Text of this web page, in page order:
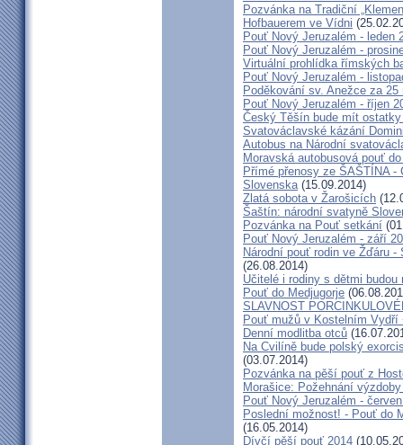
Pozvánka na Tradiční
Hofbauerem ve Vídni
Pouť Nový Jeruzalém - leden
Pouť Nový Jeruzalém -
Virtuální prohlídka římských
Pouť Nový Jeruzalém -
Poděkování sv. Anežce za 25
Pouť Nový Jeruzalém - říjen
Český Těšín bude mít
Svatováclavské kázání
Autobus na Národní
Moravská autobusová pouť
Přímé přenosy ze ŠAŠTÍNA -
Slovenska(15.09.2014)
Zlatá sobota v Žarošicích
Šaštín: národní svatyně
Pozvánka na Pouť setkání
Pouť Nový Jeruzalém - září
Národní pouť rodin ve Žďáru
(26.08.2014)
Učitelé i rodiny s dětmi
Pouť do Medjugorje
SLAVNOST
Pouť mužů v Kostelním Vydří
Denní modlitba otců
Na Cvilíně bude polský
(03.07.2014)
Pozvánka na pěší pouť z
Morašice: Požehnání
Pouť Nový Jeruzalém -
Poslední možnost! - Pouť do
(16.05.2014)
Dívčí pěší pouť 2014